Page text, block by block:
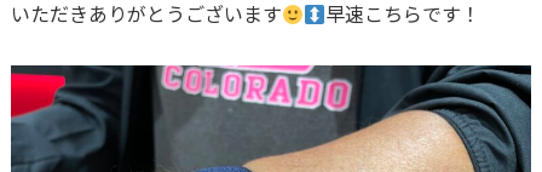
いただきありがとうございます
早速こちらです！